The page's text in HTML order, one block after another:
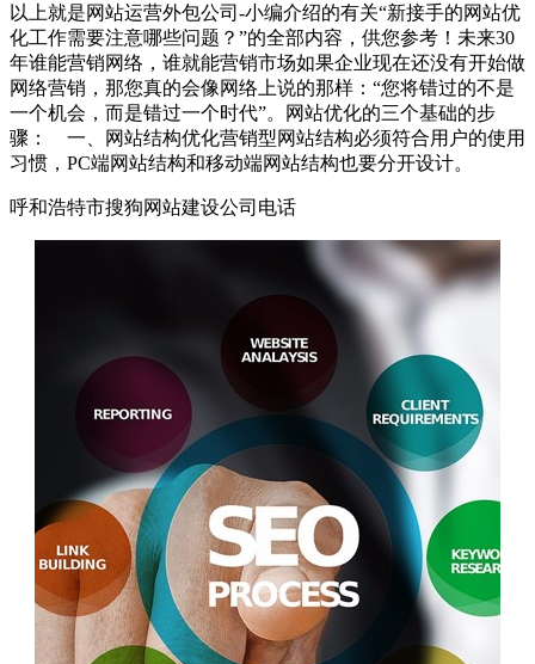
以上就是网站运营外包公司-小编介绍的有关“新接手的网站优
化工作需要注意哪些问题？”的全部内容，供您参考！未来30
年谁能营销网络，谁就能营销市场如果企业现在还没有开始做
网络营销，那您真的会像网络上说的那样：“您将错过的不是
一个机会，而是错过一个时代”。网站优化的三个基础的步
骤： 一、网站结构优化营销型网站结构必须符合用户的使用
习惯，PC端网站结构和移动端网站结构也要分开设计。
呼和浩特市搜狗网站建设公司电话